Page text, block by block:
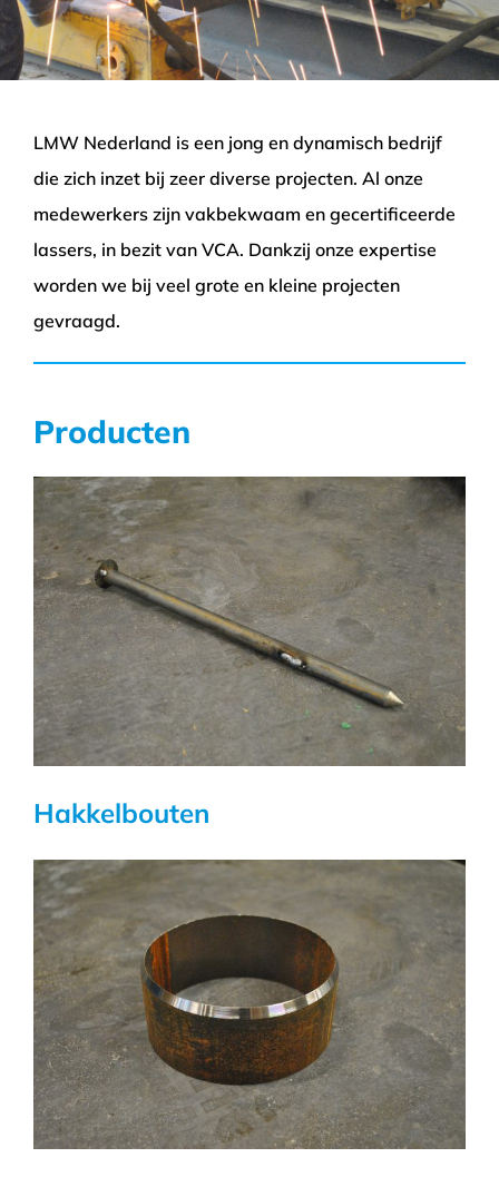
LMW Nederland is een jong en dynamisch bedrijf
die zich inzet bij zeer diverse projecten. Al onze
medewerkers zijn vakbekwaam en gecertificeerde
lassers, in bezit van VCA. Dankzij onze expertise
worden we bij veel grote en kleine projecten
gevraagd.
Producten
Hakkelbouten